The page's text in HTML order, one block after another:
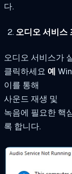
다.
오디오 서비스
오디오 서비스가
클릭하세요 예
이를 통해
사운드 재생 및
녹음에 필요한 핵
록 합니다.